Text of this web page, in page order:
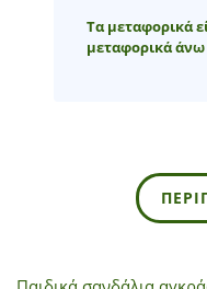
Τα μεταφορικά
μεταφορικά